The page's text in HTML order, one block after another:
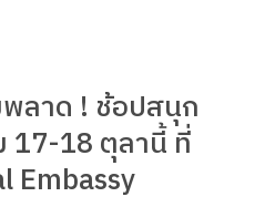
ลาด ! ช้อปสนุก
17-18 ตุลานี้ ที่
Embassy